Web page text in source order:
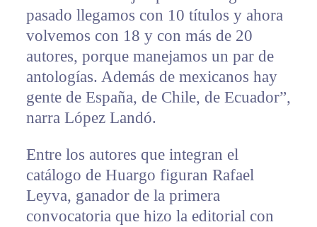
pasado llegamos con 10 títulos y ahora
volvemos con 18 y con más de 20
autores, porque manejamos un par de
antologías. Además de mexicanos hay
gente de España, de Chile, de Ecuador”,
narra López Landó.
Entre los autores que integran el
catálogo de Huargo figuran Rafael
Leyva, ganador de la primera
convocatoria que hizo la editorial con